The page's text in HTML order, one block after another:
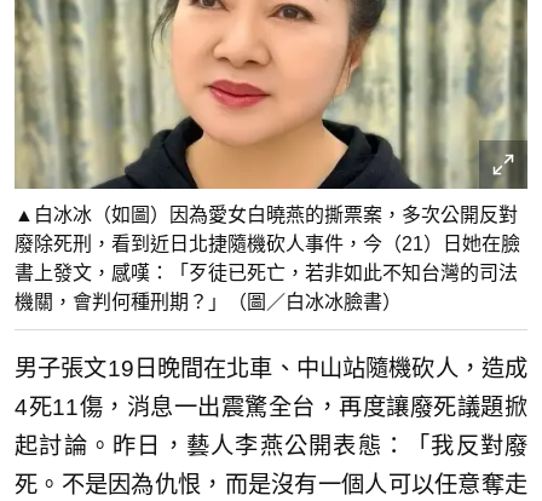
▲白冰冰（如圖）因為愛女白曉燕的撕票案，多次公開反對
廢除死刑，看到近日北捷隨機砍人事件，今（21）日她在臉
書上發文，感嘆：「歹徒已死亡，若非如此不知台灣的司法
機關，會判何種刑期？」（圖／白冰冰臉書）
男子張文19日晚間在北車、中山站隨機砍人，造成
4死11傷，消息一出震驚全台，再度讓廢死議題掀
起討論。昨日，藝人李燕公開表態：「我反對廢
死。不是因為仇恨，而是沒有一個人可以任意奪走